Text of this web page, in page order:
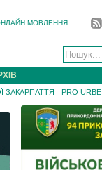
МОВЛЕННЯ
ЗАКАРПАТТЯ PRO URBE